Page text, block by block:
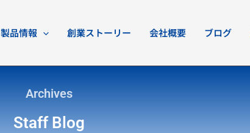
製品情報 創業ストーリー 会社概要 ブログ
Archives
Staff Blog